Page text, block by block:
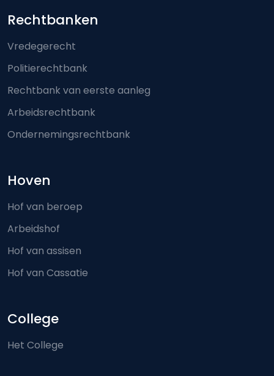
Footer-menu
Rechtbanken
Vredegerecht
Politierechtbank
Rechtbank van eerste aanleg
Arbeidsrechtbank
Ondernemingsrechtbank
Hoven
Hof van beroep
Arbeidshof
Hof van assisen
Hof van Cassatie
College
Het College